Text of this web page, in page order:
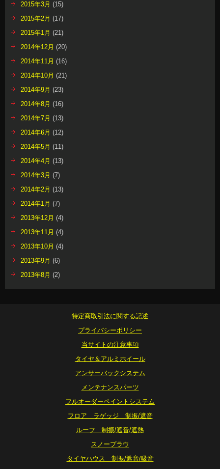
2015年3月 (15)
2015年2月 (17)
2015年1月 (21)
2014年12月 (20)
2014年11月 (16)
2014年10月 (21)
2014年9月 (23)
2014年8月 (16)
2014年7月 (13)
2014年6月 (12)
2014年5月 (11)
2014年4月 (13)
2014年3月 (7)
2014年2月 (13)
2014年1月 (7)
2013年12月 (4)
2013年11月 (4)
2013年10月 (4)
2013年9月 (6)
2013年8月 (2)
特定商取引法に関する記述
プライバシーポリシー
当サイトの注意事項
タイヤ＆アルミホイール
アンサーバックシステム
メンテナンスパーツ
フルオーダーペイントシステム
フロア ラゲッジ 制振/遮音
ルーフ 制振/遮音/遮熱
スノープラウ
タイヤハウス 制振/遮音/吸音